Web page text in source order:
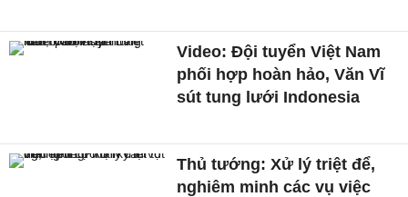
Video: Đội tuyển Việt Nam
phối hợp hoàn hảo, Văn Vĩ
sút tung lưới Indonesia
Thủ tướng: Xử lý triệt để,
nghiêm minh các vụ việc